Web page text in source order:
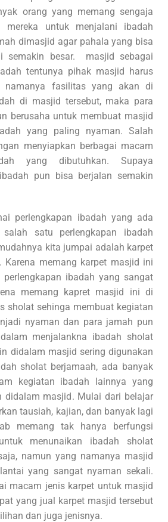
orang yang memang sengaja
mereka untuk menjalani ibadah
dimasjid agar pahala yang bisa
semakin besar. masjid sebagai
tentunya pihak masjid harus
namanya fasilitas yang akan di
di masjid tersebut, maka para
berusaha untuk membuat masjid
yang paling nyaman. Salah
menyiapkan berbagai macam
yang dibutuhkan. Supaya
pun bisa berjalan semakin
perlengkapan ibadah yang ada
satu perlengkapan ibadah
kita jumpai adalah karpet
Karena memang karpet masjid ini
ibadah yang sangat
memang kapret masjid ini di
sholat sehinga membuat kegiatan
nyaman dan para jamah pun
menjalankna ibadah sholat
didalam masjid sering digunakan
sholat berjamaah, ada banyak
kegiatan ibadah lainnya yang
didalam masjid. Mulai dari belajar
tausiah, kajian, dan banyak lagi
memang tak hanya berfungsi
menunaikan ibadah sholat
namun yang namanya masjid
yang sangat nyaman sekali.
macam jenis karpet untuk masjid
yang jual karpet masjid tersebut
dan juga jenisnya.